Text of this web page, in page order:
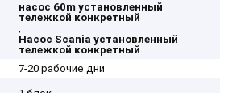
насос 60m установленный
тележкой конкретный
,
Насос Scania установленный
тележкой конкретный
7-20 рабочие дни